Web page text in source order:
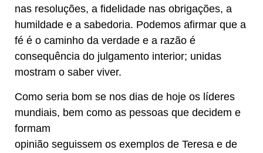
nas resoluções, a fidelidade nas obrigações, a
humildade e a sabedoria. Podemos afirmar que a
fé é o caminho da verdade e a razão é
consequência do julgamento interior; unidas
mostram o saber viver.
Como seria bom se nos dias de hoje os líderes
mundiais, bem como as pessoas que decidem e
formam
opinião seguissem os exemplos de Teresa e de